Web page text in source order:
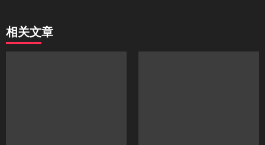
相关文章